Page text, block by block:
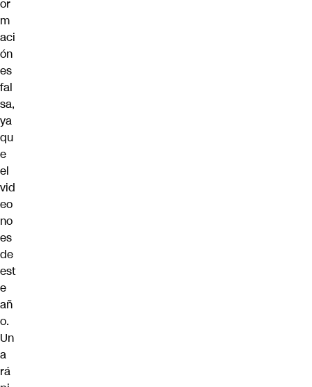
or
m
aci
ón
es
fal
sa,
ya
qu
e
el
vid
eo
no
es
de
est
e
añ
o.
Un
a
rá